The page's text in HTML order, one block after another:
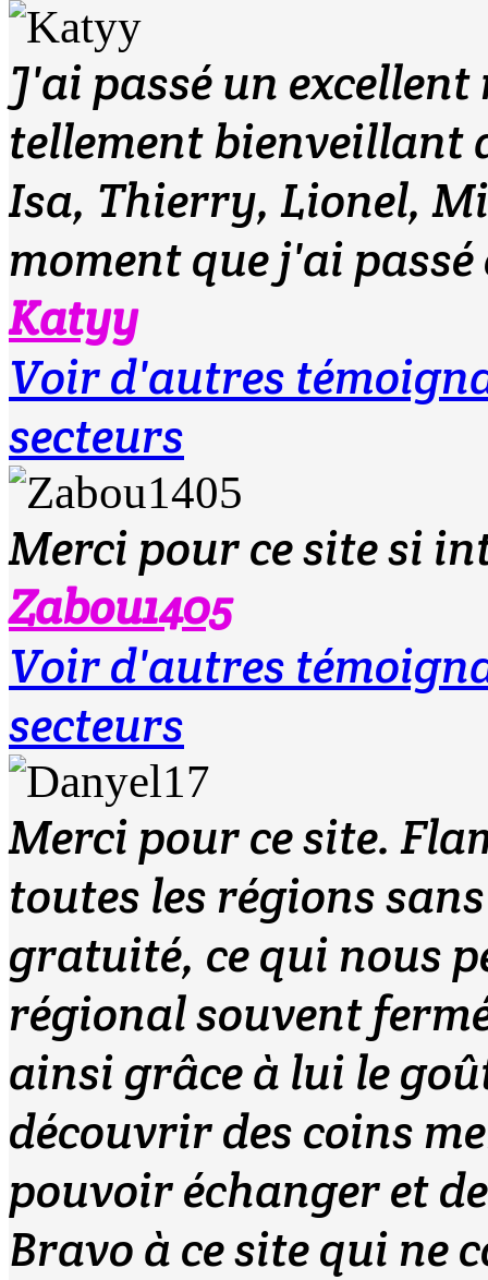
J'ai passé un
tellement bienveillant
Isa, Thierry, Lionel,
moment que j'ai
Katyy
Voir d'autres
secteurs
Merci pour ce site si
Zabou1405
Voir d'autres
secteurs
Merci pour ce site.
toutes les régions
gratuité, ce qui nous
régional souvent
ainsi grâce à lui le
découvrir des coins
pouvoir échanger et
Bravo à ce site qui ne